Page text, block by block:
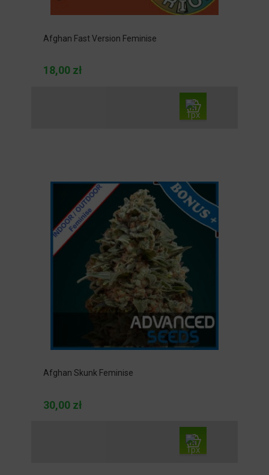
Afghan Fast Version Feminise
18,00 zł
Afghan Skunk Feminise
30,00 zł